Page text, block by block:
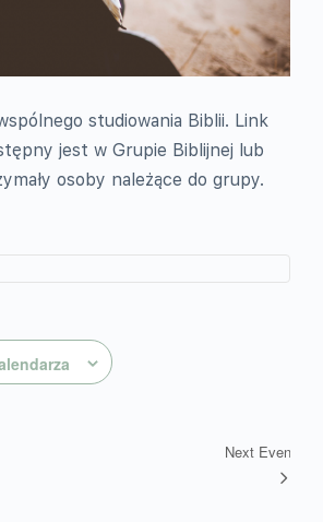
studiowania Biblii. Link
jest w Grupie Biblijnej lub
osoby należące do grupy.
Next Event